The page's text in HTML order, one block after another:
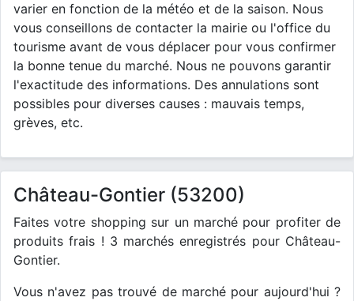
varier en fonction de la météo et de la saison. Nous
vous conseillons de contacter la mairie ou l'office du
tourisme avant de vous déplacer pour vous confirmer
la bonne tenue du marché. Nous ne pouvons garantir
l'exactitude des informations. Des annulations sont
possibles pour diverses causes : mauvais temps,
grèves, etc.
Château-Gontier (53200)
Faites votre shopping sur un marché pour profiter de
produits frais ! 3 marchés enregistrés pour Château-
Gontier.
Vous n'avez pas trouvé de marché pour aujourd'hui ?